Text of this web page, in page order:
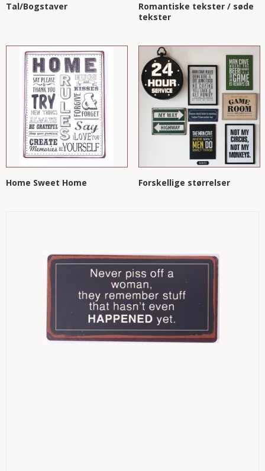
Tal/Bogstaver
Romantiske tekster / søde
tekster
Home Sweet Home Forskellige størrelser